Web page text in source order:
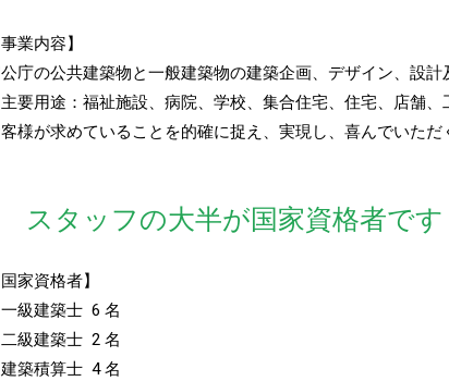
事業内容】
庁の公共建築物と一般建築物の建築企画、デザイン、設計
主要用途：福祉施設、病院、学校、集合住宅、住宅、店舗、
様が求めていることを的確に捉え、実現し、喜んでいただ
スタッフの大半が国家資格者です
国家資格者】
一級建築士 6 名
二級建築士 2 名
建築積算士 4 名